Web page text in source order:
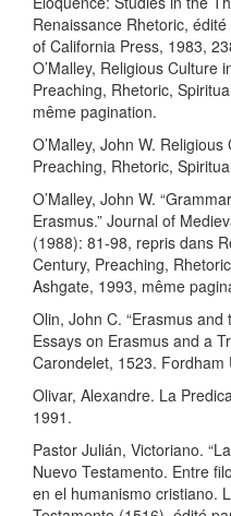
Renaissance Rhetoric,
of California Press, 1983,
O’Malley, Religious Culture
Preaching, Rhetoric,
même pagination.
O’Malley, John W.
Preaching, Rhetoric,
O’Malley, John W.
Erasmus.” Journal of
(1988): 81-98, repris dans
Century, Preaching,
Ashgate, 1993, même
Olin, John C. “Erasmus
Essays on Erasmus and a
Carondelet, 1523.
Olivar, Alexandre. La
1991.
Pastor Julián, Victoriano.
Nuevo Testamento. Entre
en el humanismo cristiano.